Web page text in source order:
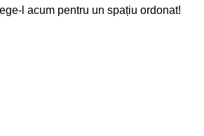
l acum pentru un spațiu ordonat!